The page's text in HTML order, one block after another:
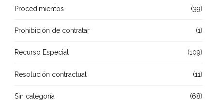
Procedimientos (39)
Prohibición de contratar (1)
Recurso Especial (109)
Resolución contractual (11)
Sin categoría (68)